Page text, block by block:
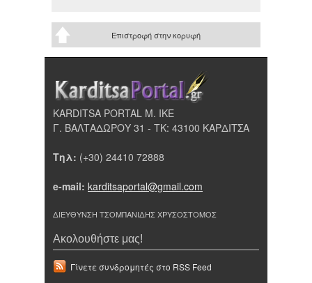
Επιστροφή στην κορυφή
KARDITSA PORTAL Μ. ΙΚΕ
Γ. ΒΑΛΤΑΔΩΡΟΥ 31 - ΤΚ: 43100 ΚΑΡΔΙΤΣΑ
Τηλ: (+30) 24410 72888
e-mail: karditsaportal@gmail.com
ΔΙΕΥΘΥΝΣΗ ΤΣΟΜΠΑΝΙΔΗΣ ΧΡΥΣΟΣΤΟΜΟΣ
Ακολουθήστε μας!
Γίνετε συνδρομητές στο RSS Feed